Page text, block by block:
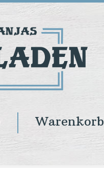
Warenkorb